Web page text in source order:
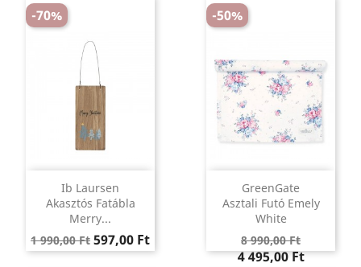
Ib Laursen
Akasztós Fatábla
Merry...
Regular
price
1 990,00 Ft Ár
597,00 Ft
-70%
GreenGate
Asztali Futó Emely
White
Regular
price
8 990,00 FtÁr
4 495,00 Ft
-50%